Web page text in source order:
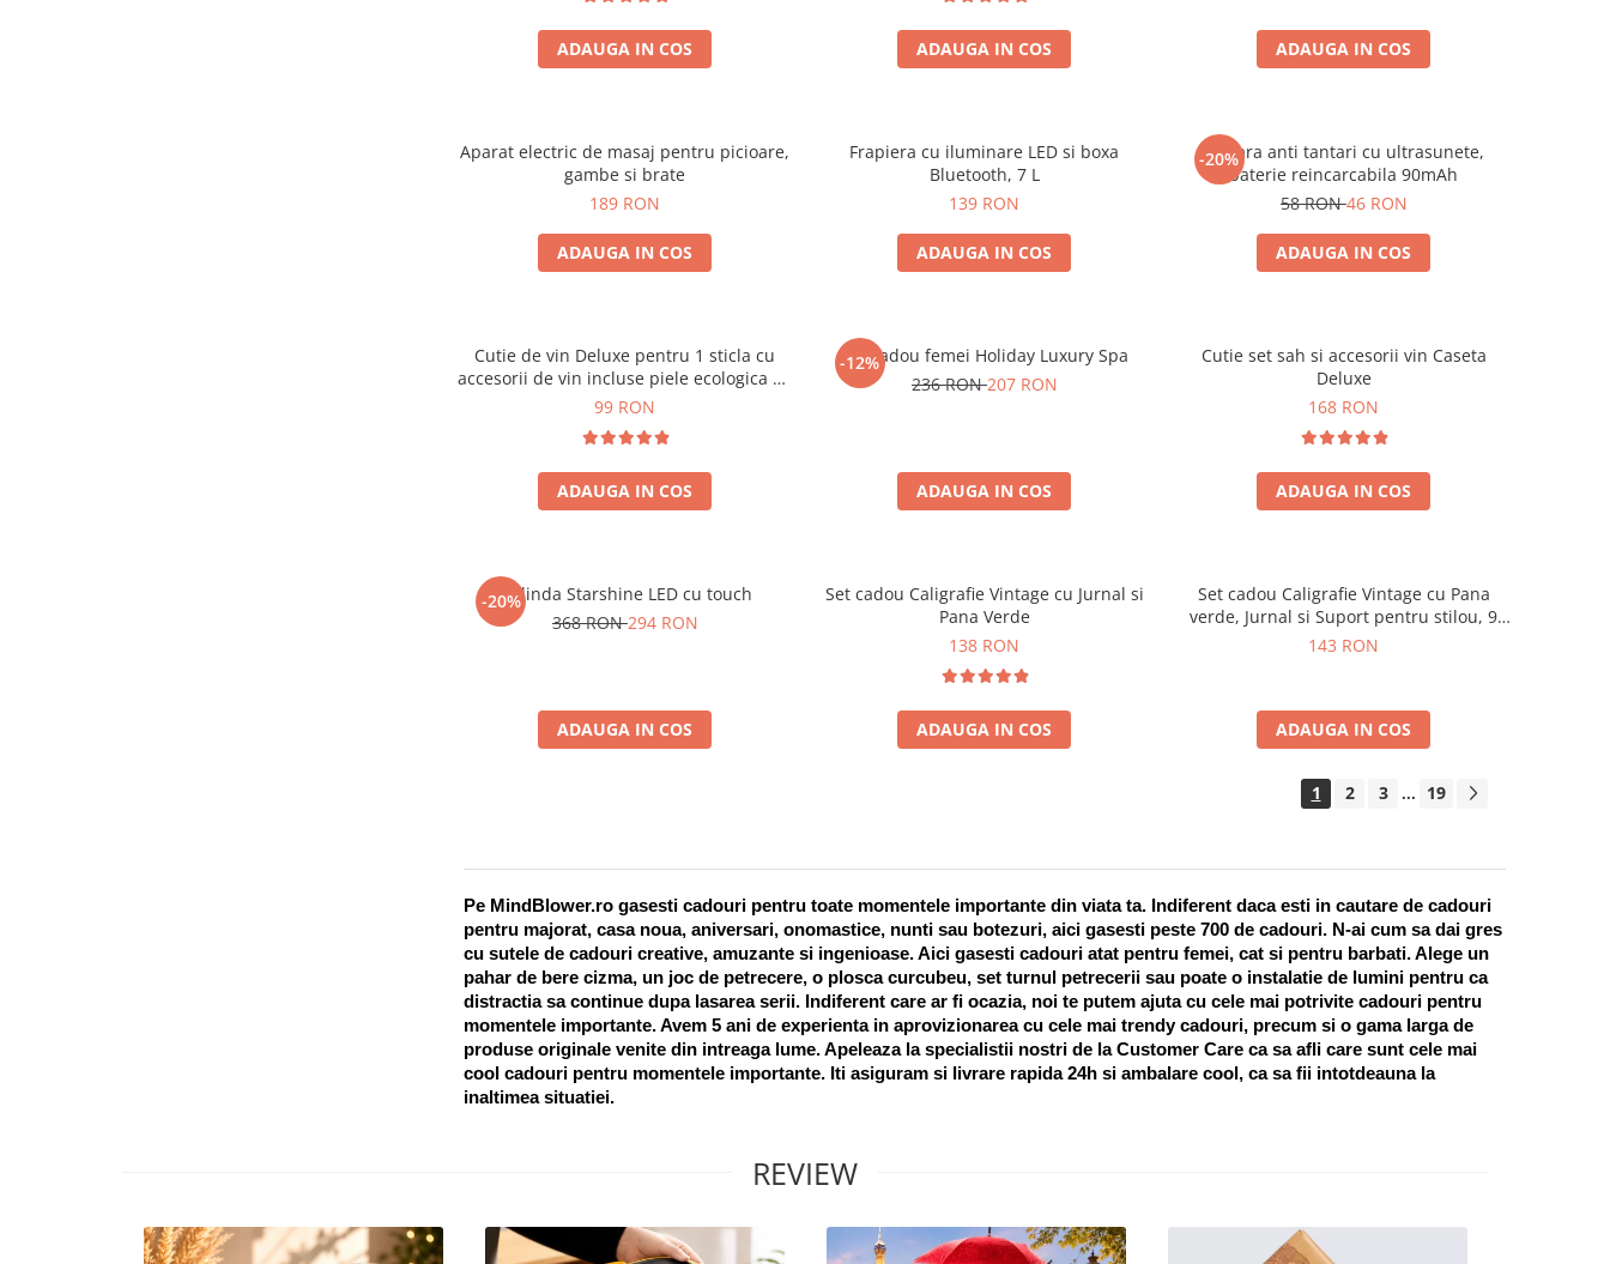
ADAUGA IN COS ADAUGA IN COS ADAUGA IN COS
Aparat electric de masaj pentru picioare,
gambe si brate
189 RON
ADAUGA IN COS
Frapiera cu iluminare LED si boxa
Bluetooth, 7 L
139 RON
ADAUGA IN COS
-20%
Bratara anti tantari cu ultrasunete,
baterie reincarcabila 90mAh
58 RON46 RON
ADAUGA IN COS
Cutie de vin Deluxe pentru 1 sticla cu
accesorii de vin incluse piele ecologica de
crocodil
99 RON
ADAUGA IN COS
-12%
Set cadou femei Holiday Luxury Spa
236 RON207 RON
ADAUGA IN COS
Cutie set sah si accesorii vin Caseta
Deluxe
168 RON
ADAUGA IN COS
-20%
Oglinda Starshine LED cu touch
368 RON294 RON
ADAUGA IN COS
Set cadou Caligrafie Vintage cu Jurnal si
Pana Verde
138 RON
ADAUGA IN COS
Set cadou Caligrafie Vintage cu Pana
verde, Jurnal si Suport pentru stilou, 9
piese
143 RON
ADAUGA IN COS
1 2 3 ... 19
Pe MindBlower.ro gasesti cadouri pentru toate momentele importante din viata ta. Indiferent daca esti in cautare de cadouri
pentru majorat, casa noua, aniversari, onomastice, nunti sau botezuri, aici gasesti peste 700 de cadouri. N-ai cum sa dai gres
cu sutele de cadouri creative, amuzante si ingenioase. Aici gasesti cadouri atat pentru femei, cat si pentru barbati. Alege un
pahar de bere cizma, un joc de petrecere, o plosca curcubeu, set turnul petrecerii sau poate o instalatie de lumini pentru ca
distractia sa continue dupa lasarea serii. Indiferent care ar fi ocazia, noi te putem ajuta cu cele mai potrivite cadouri pentru
momentele importante. Avem 5 ani de experienta in aprovizionarea cu cele mai trendy cadouri, precum si o gama larga de
produse originale venite din intreaga lume. Apeleaza la specialistii nostri de la Customer Care ca sa afli care sunt cele mai
cool cadouri pentru momentele importante. Iti asiguram si livrare rapida 24h si ambalare cool, ca sa fii intotdeauna la
inaltimea situatiei.
REVIEW